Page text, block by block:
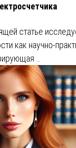
статье
как научно-
…